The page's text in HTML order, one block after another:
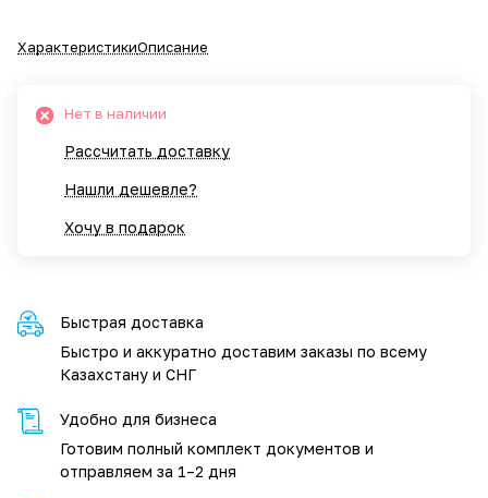
ХарактеристикиОписание
Нет в наличии
Рассчитать доставку
Нашли дешевле?
Хочу в подарок
Быстрая доставка
Быстро и аккуратно доставим заказы по всему
Казахстану и СНГ
Удобно для бизнеса
Готовим полный комплект документов и
отправляем за 1–2 дня